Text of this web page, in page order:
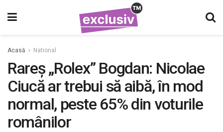
Acasă National
Rareş „Rolex” Bogdan: Nicolae
Ciucă ar trebui să aibă, în mod
normal, peste 65% din voturile
românilor